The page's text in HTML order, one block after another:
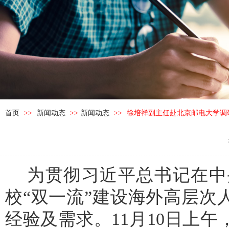
首页 >> 新闻动态 >> 新闻动态 >> 徐培祥副主任赴北京邮电大学调
为贯彻习近平总书记在
校“双一流”建设海外高层次
经验及需求。11月10日上